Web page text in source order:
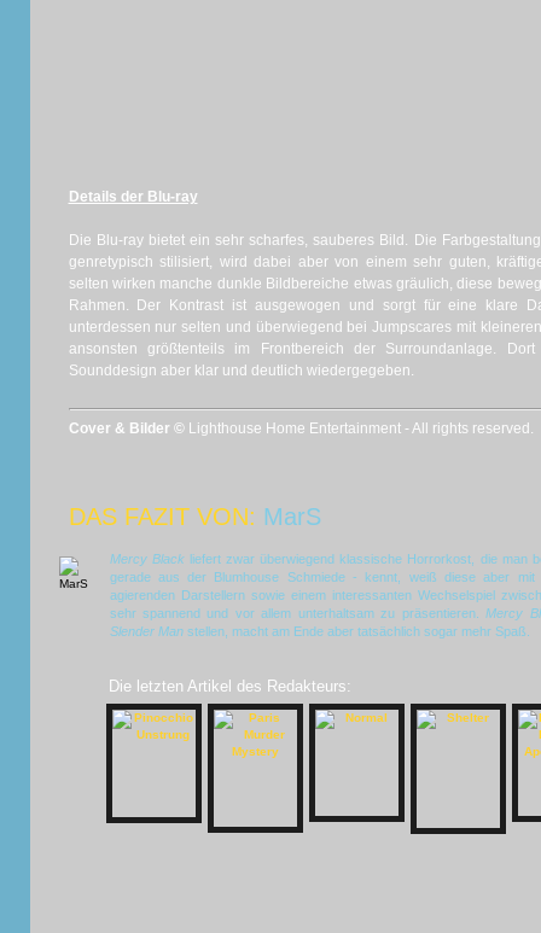
Details der Blu-ray
Die Blu-ray bietet ein sehr scharfes, sauberes Bild. Die
genretypisch stilisiert, wird dabei aber von einem sehr guten,
selten wirken manche dunkle Bildbereiche etwas gräulich, diese
Rahmen. Der Kontrast ist ausgewogen und sorgt für eine klare
unterdessen nur selten und überwiegend bei Jumpscares mit
ansonsten größtenteils im Frontbereich der Surroundanlage.
Sounddesign aber klar und deutlich wiedergegeben.
Cover & Bilder © Lighthouse Home Entertainment - All rights reserved.
DAS FAZIT VON: MarS
Mercy Blackliefert zwar überwiegend klassische Horrorkost, die man
gerade aus der Blumhouse Schmiede - kennt, weiß diese aber
agierenden Darstellern sowie einem interessanten Wechselspiel
sehr spannend und vor allem unterhaltsam zu präsentieren.Mercy
Slender Manstellen, macht am Ende aber tatsächlich sogar mehr Spaß.
Die letzten Artikel des Redakteurs: